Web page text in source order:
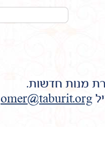
מנות חדשות.
omer@taburit.org